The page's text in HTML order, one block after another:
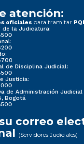
atención:
oficiales para tramitar
de la Judicatura:
de Disciplina Judicial:
Justicia:
de Administración Judicial
Bogotá
correo
(Servidores Judiciales)